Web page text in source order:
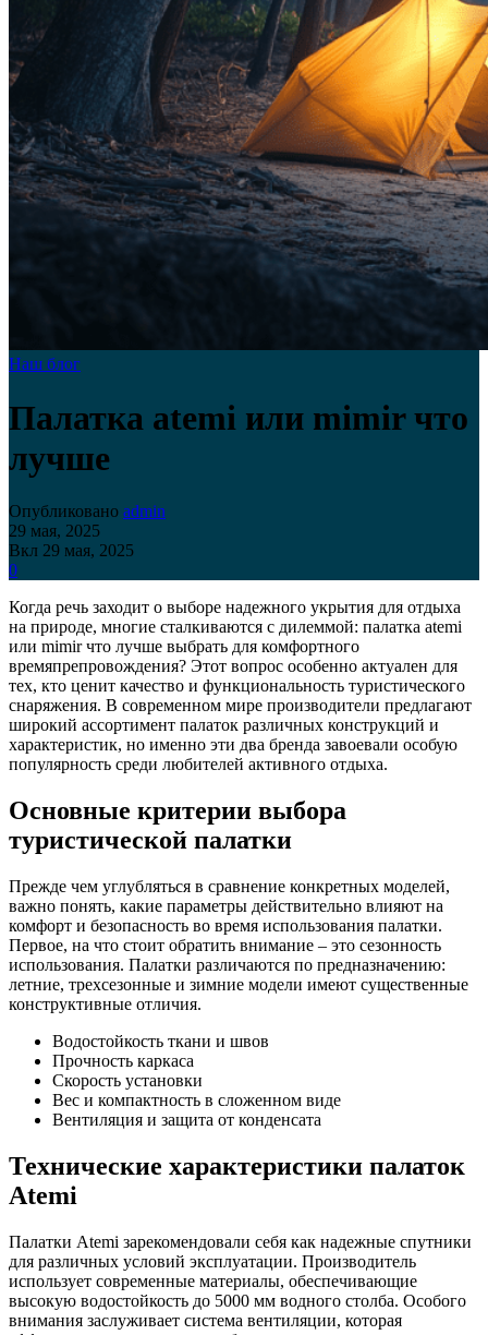
Наш блог
Палатка atemi или mimir что
лучше
Опубликовано admin
29 мая, 2025
Вкл 29 мая, 2025
0
Когда речь заходит о выборе надежного укрытия для отдыха
на природе, многие сталкиваются с дилеммой: палатка atemi
или mimir что лучше выбрать для комфортного
времяпрепровождения? Этот вопрос особенно актуален для
тех, кто ценит качество и функциональность туристического
снаряжения. В современном мире производители предлагают
широкий ассортимент палаток различных конструкций и
характеристик, но именно эти два бренда завоевали особую
популярность среди любителей активного отдыха.
Основные критерии выбора
туристической палатки
Прежде чем углубляться в сравнение конкретных моделей,
важно понять, какие параметры действительно влияют на
комфорт и безопасность во время использования палатки.
Первое, на что стоит обратить внимание – это сезонность
использования. Палатки различаются по предназначению:
летние, трехсезонные и зимние модели имеют существенные
конструктивные отличия.
Водостойкость ткани и швов
Прочность каркаса
Скорость установки
Вес и компактность в сложенном виде
Вентиляция и защита от конденсата
Технические характеристики палаток
Atemi
Палатки Atemi зарекомендовали себя как надежные спутники
для различных условий эксплуатации. Производитель
использует современные материалы, обеспечивающие
высокую водостойкость до 5000 мм водного столба. Особого
внимания заслуживает система вентиляции, которая